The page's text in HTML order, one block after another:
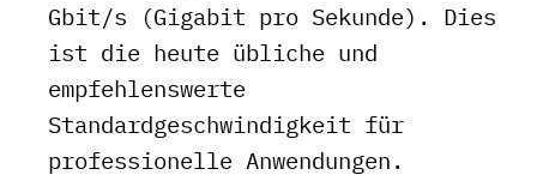
Gbit/s (Gigabit pro Sekunde). Dies
ist die heute übliche und
empfehlenswerte
Standardgeschwindigkeit für
professionelle Anwendungen.